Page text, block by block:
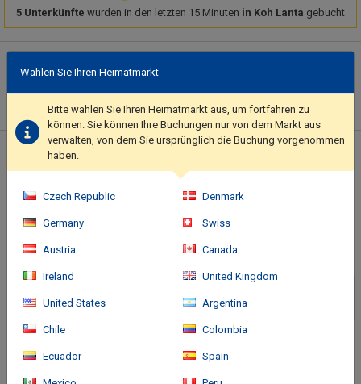
5 Unterkünfte wurden in den letzten 15 Minuten in Koh Lanta gebucht
Featured amenities include dry cleaning/laundry services,
luggage storage, and laundry facilities. Guests may use a
roundtrip airport shuttle for a surcharge, and free self parking is
Standort des Hotels
Wählen Sie Ihren Heimatmarkt
Bitte wählen Sie Ihren Heimatmarkt aus, um fortfahren zu
können. Sie können Ihre Buchungen nur von dem Markt aus
verwalten, von dem Sie ursprünglich die Buchung vorgenommen
haben.
Czech Republic Denmark
Germany Swiss
Austria Canada
Ireland United Kingdom
United States Argentina
Chile Colombia
Ecuador Spain